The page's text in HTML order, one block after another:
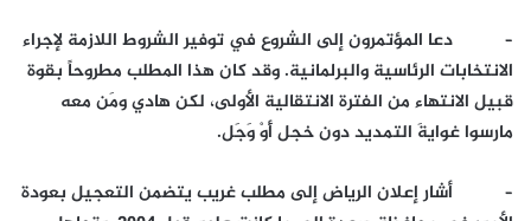
– دعا المؤتمرون إلى الشروع في توفير الشروط اللازمة لإجراء
الانتخابات الرئاسية والبرلمانية. وقد كان هذا المطلب مطروحاً بقوة
قبيل الانتهاء من الفترة الانتقالية الأولى، لكن هادي ومَن معه
مارسوا غوايةَ التمديد دون خجل أَوْ وَجَل.
– أشار إعلان الرياض إلى مطلب غريب يتضمن التعجيل بعودة